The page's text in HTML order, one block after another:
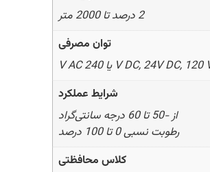
2 درصد تا 2000 متر
توان مصرفی
شرایط عملکرد
از -50 تا 60 درجه سانتی‌گراد
رطوبت نسبی 0 تا 100 درصد
کلاس محافظتی